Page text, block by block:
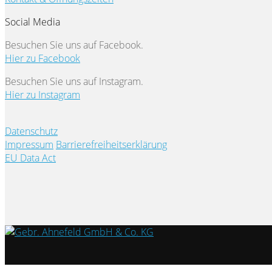
Social Media
Besuchen Sie uns auf Facebook.
Hier zu Facebook
Besuchen Sie uns auf Instagram.
Hier zu Instagram
Datenschutz
Impressum Barrierefreiheitserklärung
EU Data Act